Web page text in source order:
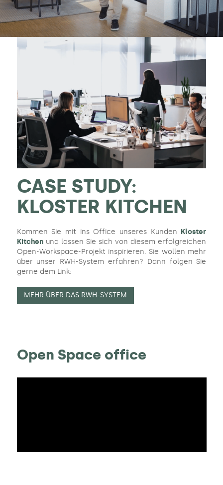
CASE STUDY:
KLOSTER KITCHEN
Kommen Sie mit ins Office unseres Kunden Kloster
Kitchenund lassen Sie sich von diesem erfolgreichen
Open-Workspace-Projekt inspirieren. Sie wollen mehr
über unser RWH-System erfahren? Dann folgen Sie
gerne dem Link:
MEHR ÜBER DAS RWH-SYSTEM
Open Space office